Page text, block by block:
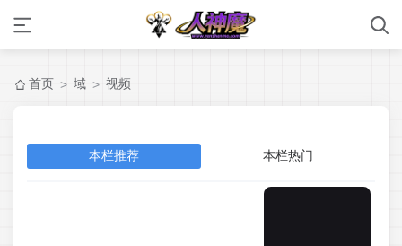
首页 > 域 > 视频
本栏推荐 本栏热门